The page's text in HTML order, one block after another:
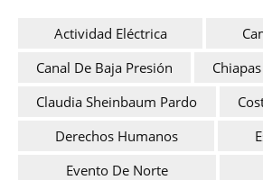
Actividad Eléctrica
Canal De Baja Presión
Chiapas
Claudia Sheinbaum Pardo
Derechos Humanos
Evento De Norte